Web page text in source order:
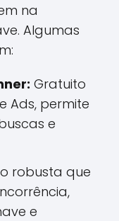
na
Algumas
Gratuito
Ads, permite
e
robusta que
e